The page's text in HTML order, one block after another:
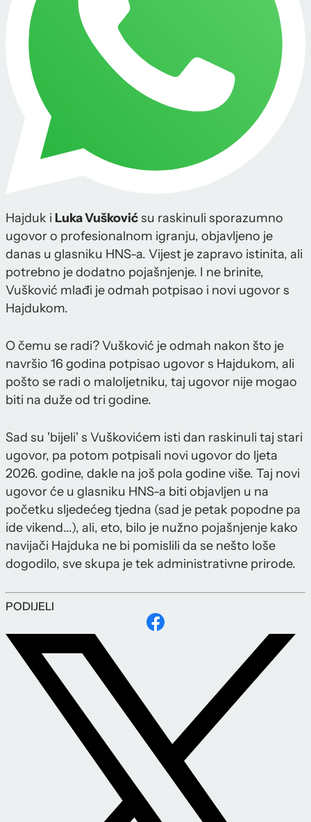
Hajduk i Luka Vuškovićsu raskinuli sporazumno
ugovor o profesionalnom igranju, objavljeno je
danas u glasniku HNS-a. Vijest je zapravo istinita, ali
potrebno je dodatno pojašnjenje. I ne brinite,
Vušković mlađi je odmah potpisao i novi ugovor s
Hajdukom.
O čemu se radi? Vušković je odmah nakon što je
navršio 16 godina potpisao ugovor s Hajdukom, ali
pošto se radi o maloljetniku, taj ugovor nije mogao
biti na duže od tri godine.
Sad su 'bijeli' s Vuškovićem isti dan raskinuli taj stari
ugovor, pa potom potpisali novi ugovor do ljeta
2026. godine, dakle na još pola godine više. Taj novi
ugovor će u glasniku HNS-a biti objavljen u na
početku sljedećeg tjedna (sad je petak popodne pa
ide vikend...), ali, eto, bilo je nužno pojašnjenje kako
navijači Hajduka ne bi pomislili da se nešto loše
dogodilo, sve skupa je tek administrativne prirode.
PODIJELI